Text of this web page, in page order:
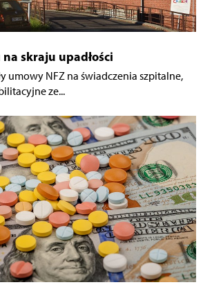
skraju upadłości
umowy NFZ na świadczenia szpitalne,
ze...